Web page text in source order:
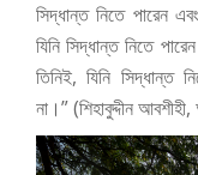
সিদ্ধান্ত নিতে পারেন
যিনি সিদ্ধান্ত নিতে
তিনিই, যিনি সিদ্ধান্ত
না।”(শিহাবুদ্দীন